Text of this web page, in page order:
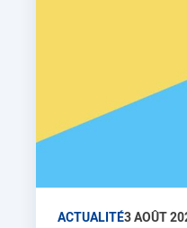
ACTUALITÉ3 AOÛT